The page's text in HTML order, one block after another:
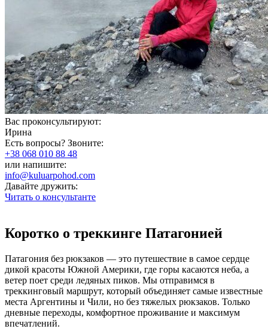
Вас проконсультируют:
Ирина
Есть вопросы? Звоните:
+38 068 010 88 48
или напишите:
info@kuluarpohod.com
Давайте дружить:
Читать о консультанте
Коротко о треккинге Патагонией
Патагония без рюкзаков — это путешествие в самое сердце
дикой красоты Южной Америки, где горы касаются неба, а
ветер поет среди ледяных пиков. Мы отправимся в
треккинговый маршрут, который объединяет самые известные
места Аргентины и Чили, но без тяжелых рюкзаков. Только
дневные переходы, комфортное проживание и максимум
впечатлений.